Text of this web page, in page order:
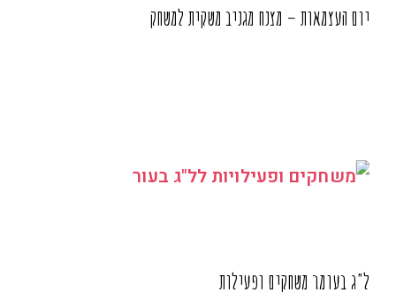
יום העצמאות – מצנח מגניב משקית למשחק
ל"ג בעומר משחקים ופעילות